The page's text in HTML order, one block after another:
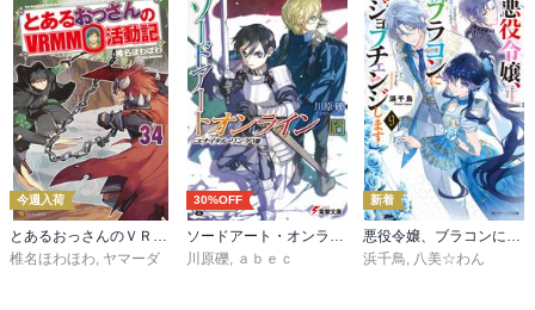
今週入荷
とあるおっさんのＶＲＭＭＯ活動記34
椎名ほわほわ, ヤマーダ
30%OFF
ソードアート・オンライン29 ユナイタル・リングVIII
川原礫, ａｂｅｃ
新着
悪役令嬢、ブラコンにジョブチェンジします９【電子特典付き】
浜千鳥, 八美☆わん